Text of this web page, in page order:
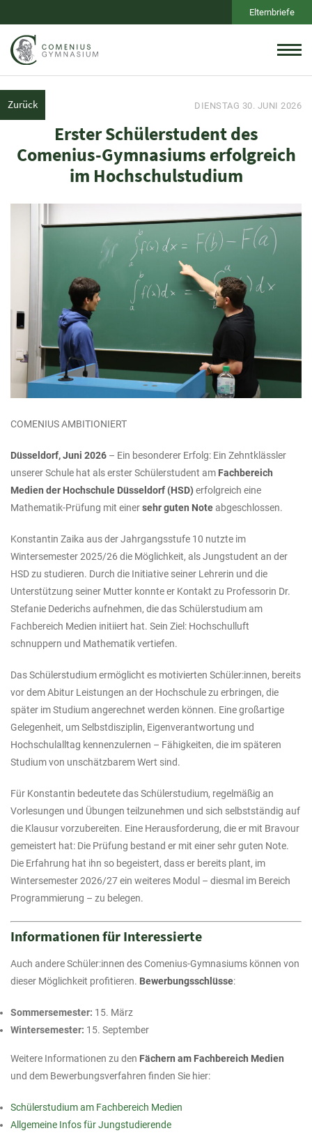
Elternbriefe
Zurück DIENSTAG 30. JUNI 2026
Erster Schülerstudent des
Comenius-Gymnasiums erfolgreich
im Hochschulstudium
COMENIUS AMBITIONIERT
Düsseldorf, Juni 2026 – Ein besonderer Erfolg: Ein Zehntklässler
unserer Schule hat als erster Schülerstudent am Fachbereich
Medien der Hochschule Düsseldorf (HSD) erfolgreich eine
Mathematik-Prüfung mit einersehr guten Noteabgeschlossen.
Konstantin Zaika aus der Jahrgangsstufe 10 nutzte im
Wintersemester 2025/26 die Möglichkeit, als Jungstudent an der
HSD zu studieren. Durch die Initiative seiner Lehrerin und die
Unterstützung seiner Mutter konnte er Kontakt zu Professorin Dr.
Stefanie Dederichs aufnehmen, die das Schülerstudium am
Fachbereich Medien initiiert hat. Sein Ziel: Hochschulluft
schnuppern und Mathematik vertiefen.
Das Schülerstudium ermöglicht es motivierten Schüler:innen, bereits
vor dem Abitur Leistungen an der Hochschule zu erbringen, die
später im Studium angerechnet werden können. Eine großartige
Gelegenheit, um Selbstdisziplin, Eigenverantwortung und
Hochschulalltag kennenzulernen – Fähigkeiten, die im späteren
Studium von unschätzbarem Wert sind.
Für Konstantin bedeutete das Schülerstudium, regelmäßig an
Vorlesungen und Übungen teilzunehmen und sich selbstständig auf
die Klausur vorzubereiten. Eine Herausforderung, die er mit Bravour
gemeistert hat: Die Prüfung bestand er mit einer sehr guten Note.
Die Erfahrung hat ihn so begeistert, dass er bereits plant, im
Wintersemester 2026/27 ein weiteres Modul – diesmal im Bereich
Programmierung – zu belegen.
Informationen für Interessierte
Auch andere Schüler:innen des Comenius-Gymnasiums können von
dieser Möglichkeit profitieren. Bewerbungsschlüsse:
Sommersemester: 15. März
Wintersemester: 15. September
Weitere Informationen zu den Fächern am Fachbereich Medien
und dem Bewerbungsverfahren finden Sie hier:
Schülerstudium am Fachbereich Medien
Allgemeine Infos für Jungstudierende